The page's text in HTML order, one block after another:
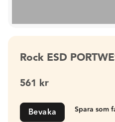
Rock ESD
561 kr
Bevaka